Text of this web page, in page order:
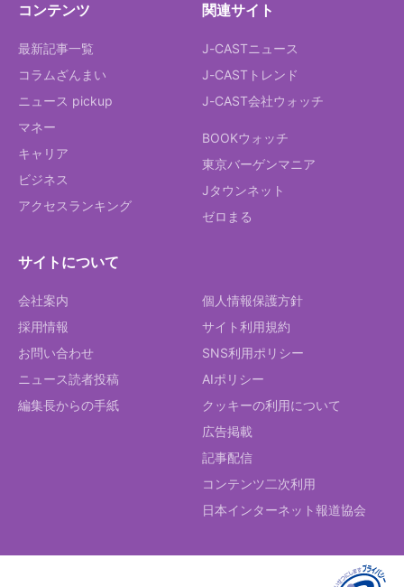
コンテンツ
最新記事一覧
コラムざんまい
ニュース pickup
マネー
キャリア
ビジネス
アクセスランキング
関連サイト
J-CASTニュース
J-CASTトレンド
J-CAST会社ウォッチ
BOOKウォッチ
東京バーゲンマニア
Jタウンネット
ゼロまる
サイトについて
会社案内
採用情報
お問い合わせ
ニュース読者投稿
編集長からの手紙
個人情報保護方針
サイト利用規約
SNS利用ポリシー
AIポリシー
クッキーの利用について
広告掲載
記事配信
コンテンツ二次利用
日本インターネット報道協会